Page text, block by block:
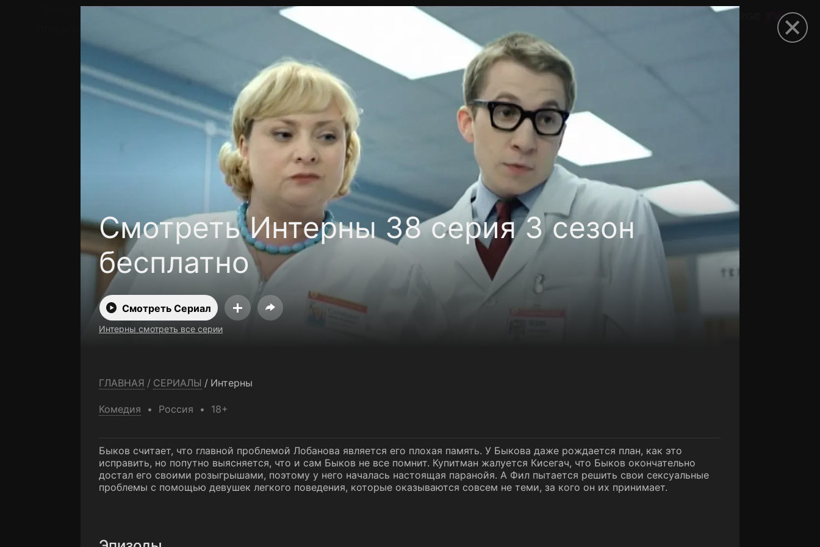
Смотреть Интерны 38 серия 3 сезон
бесплатно
Смотреть Сериал
Интерны смотреть все серии
ГЛАВНАЯ / СЕРИАЛЫ / Интерны
Комедия Россия 18+
Быков считает, что главной проблемой Лобанова является его плохая память. У Быкова даже рождается план, как это
исправить, но попутно выясняется, что и сам Быков не все помнит. Купитман жалуется Кисегач, что Быков окончательно
достал его своими розыгрышами, поэтому у него началась настоящая паранойя. А Фил пытается решить свои сексуальные
проблемы с помощью девушек легкого поведения, которые оказываются совсем не теми, за кого он их принимает.
Телефон поддержки:+7 (727) 323 10 92
Политика конфиденциальности Открыть приложение